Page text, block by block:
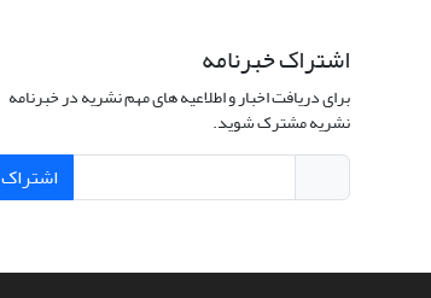
اشتراک خبرنامه
برای دریافت اخبار و اطلاعیه های مهم نشریه در خبرنامه
نشریه مشترک شوید.
اشتراک